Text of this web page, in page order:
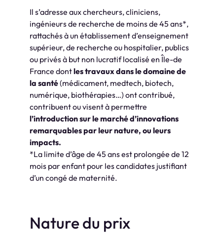
Il s’adresse aux chercheurs, cliniciens,
ingénieurs de recherche de moins de 45 ans*,
rattachés à un établissement d’enseignement
supérieur, de recherche ou hospitalier, publics
ou privés à but non lucratif localisé en Île-de
France dontles travaux dans le domaine de
la santé(médicament, medtech, biotech,
numérique, biothérapies…) ont contribué,
contribuent ou visent à permettre
l’introduction sur le marché d’innovations
remarquables par leur nature, ou leurs
impacts.
*La limite d’âge de 45 ans est prolongée de 12
mois par enfant pour les candidates justifiant
d’un congé de maternité.
Nature du prix